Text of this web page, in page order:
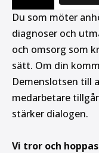
Du som möter
diagnoser och
och omsorg som
sätt. Om din
Demenslotsen till
medarbetare
stärker dialogen.
Vi tror och